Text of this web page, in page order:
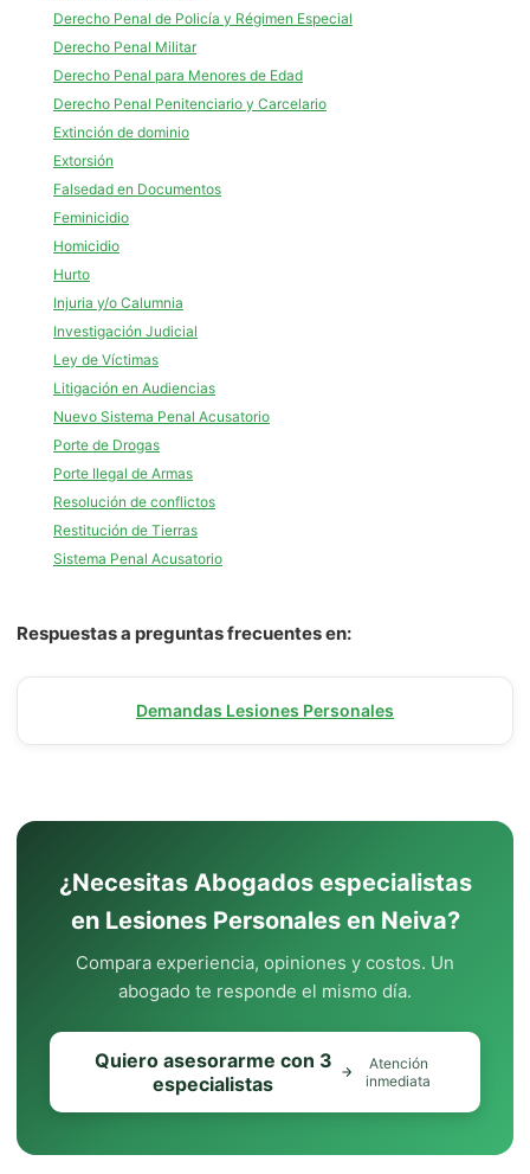
Derecho Penal de Policía y Régimen Especial
Derecho Penal Militar
Derecho Penal para Menores de Edad
Derecho Penal Penitenciario y Carcelario
Extinción de dominio
Extorsión
Falsedad en Documentos
Feminicidio
Homicidio
Hurto
Injuria y/o Calumnia
Investigación Judicial
Ley de Víctimas
Litigación en Audiencias
Nuevo Sistema Penal Acusatorio
Porte de Drogas
Porte Ilegal de Armas
Resolución de conflictos
Restitución de Tierras
Sistema Penal Acusatorio
Respuestas a preguntas frecuentes en:
Demandas Lesiones Personales
¿Necesitas Abogados especialistas
en Lesiones Personales en Neiva?
Compara experiencia, opiniones y costos. Un
abogado te responde el mismo día.
Quiero asesorarme con 3
especialistas
Atención
inmediata